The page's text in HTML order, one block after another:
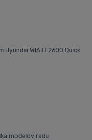
Hyundai WIA LF2600 Quick
modelov radu